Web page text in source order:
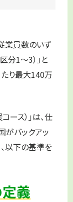
業員数のいず
分1〜3）」と
たり最大140万
ス）」は、仕
がバックアッ
以下の基準を
義